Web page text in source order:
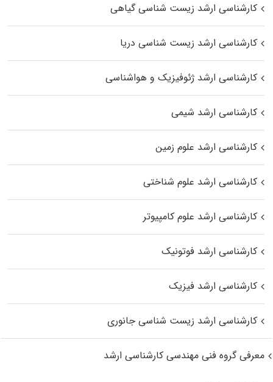
کارشناسی ارشد زیست‌ شناسی گیاهی
کارشناسی ارشد زیست‌ شناسی دریا
کارشناسی ارشد ژئوفیزیک و هواشناسی
کارشناسی ارشد شیمی
کارشناسی ارشد علوم زمین
کارشناسی ارشد علوم شناختی
کارشناسی ارشد علوم کامپیوتر
کارشناسی ارشد فوتونیک
کارشناسی ارشد فیزیک
کارشناسی ارشد زیست‌ شناسی جانوری
معرفی گروه فنی مهندسی کارشناسی ارشد